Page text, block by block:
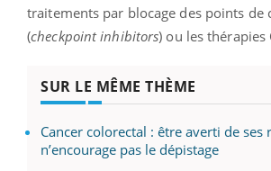
traitements par blocage des points de
(checkpoint inhibitors) ou les thérapies
SUR LE MÊME THÈME
Cancer colorectal : être averti de ses
n’encourage pas le dépistage